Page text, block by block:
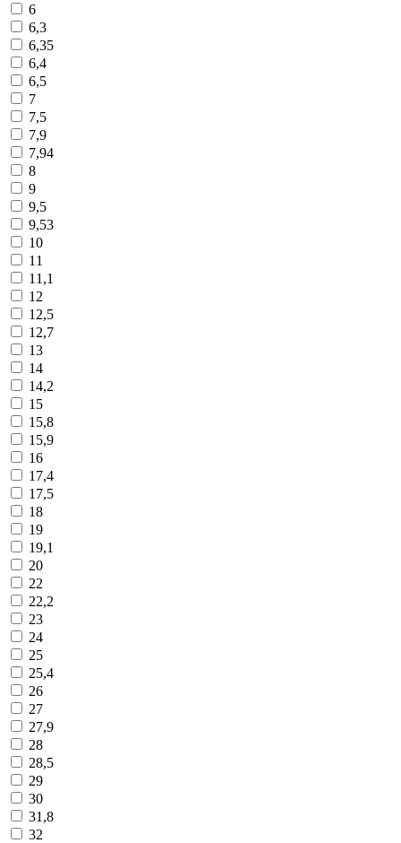
6
6,3
6,35
6,4
6,5
7
7,5
7,9
7,94
8
9
9,5
9,53
10
11
11,1
12
12,5
12,7
13
14
14,2
15
15,8
15,9
16
17,4
17,5
18
19
19,1
20
22
22,2
23
24
25
25,4
26
27
27,9
28
28,5
29
30
31,8
32